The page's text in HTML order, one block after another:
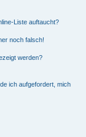
Liste auftaucht?
noch falsch!
werden?
ich aufgefordert, mich